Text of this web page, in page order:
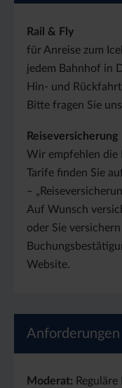
Rail & Fly
für Anreise zum
jedem Bahnhof in
Hin- und
Bitte fragen Sie
Reiseversicherung
Wir empfehlen die
Tarife finden Sie
–
Auf Wunsch
oder Sie
Website.
Anforderungen
Moderat: